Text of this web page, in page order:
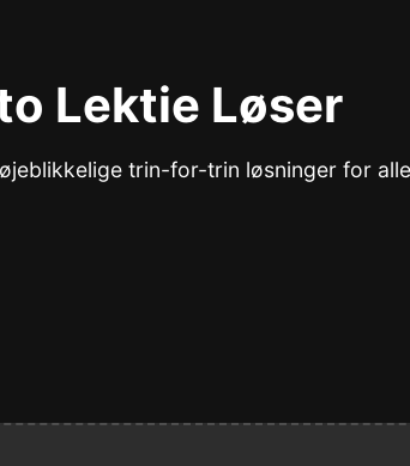
Lektie Løser
trin-for-trin løsninger for